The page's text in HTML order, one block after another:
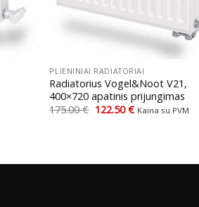
PLIENINIAI RADIATORIAI
Radiatorius Vogel&Noot V21,
400×720 apatinis prijungimas
175.00€ Original
122.50€Current
Kaina su PVM